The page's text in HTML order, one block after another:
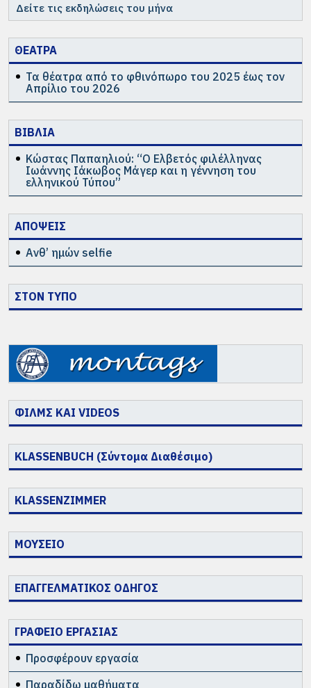
Δείτε τις εκδηλώσεις του μήνα
ΘΕΑΤΡΑ
Τα θέατρα από το φθινόπωρο του 2025 έως τον
Απρίλιο του 2026
ΒΙΒΛΙΑ
Κώστας Παπαηλιού: “Ο Ελβετός φιλέλληνας
Ιωάννης Ιάκωβος Μάγερ και η γέννηση του
ελληνικού Τύπου”
ΑΠΟΨΕΙΣ
Ανθ’ ημών selfie
ΣΤΟΝ ΤΥΠΟ
ΦΙΛΜΣ ΚΑΙ VIDEOS
KLASSENBUCH (Σύντομα Διαθέσιμο)
KLASSENZIMMER
ΜΟΥΣΕΙΟ
ΕΠΑΓΓΕΛΜΑΤΙΚΟΣ ΟΔΗΓΟΣ
ΓΡΑΦΕΙΟ ΕΡΓΑΣΙΑΣ
Προσφέρουν εργασία
Παραδίδω μαθήματα